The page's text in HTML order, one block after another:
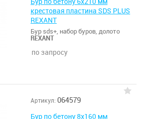
крестовая пластина SDS PLUS
REXANT
Бур sds+, набор буров, долото
REXANT
по запросу
Артикул: 064579
Бур по бетону 8х160 мм